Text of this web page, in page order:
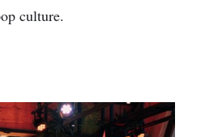
culture.